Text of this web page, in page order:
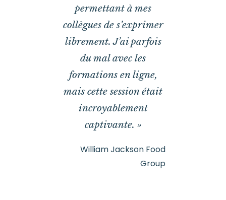
permettant à mes
collègues de s’exprimer
librement. J’ai parfois
du mal avec les
formations en ligne,
mais cette session était
incroyablement
captivante. »
William Jackson Food
Group